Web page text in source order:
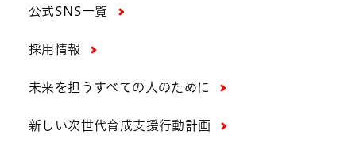
公式SNS一覧
採用情報
未来を担うすべての人のために
新しい次世代育成支援行動計画